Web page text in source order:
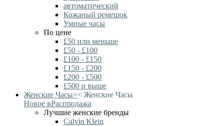
автоматический
Кожаный ремешок
Умные часы
По цене
£50 или меньше
£50 - £100
£100 - £150
£150 - £200
£200 - £500
£500 и выше
Женские Часы>< Женские Часы
Новое вРаспродажа
Лучшие женские бренды
Calvin Klein